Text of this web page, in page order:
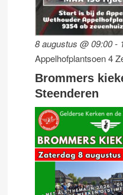
8 augustus @ 09:00-
Appelhofplantsoen 4
Brommers
Steenderen